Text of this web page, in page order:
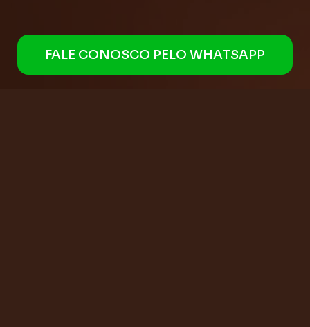
FALE CONOSCO PELO WHATSAPP